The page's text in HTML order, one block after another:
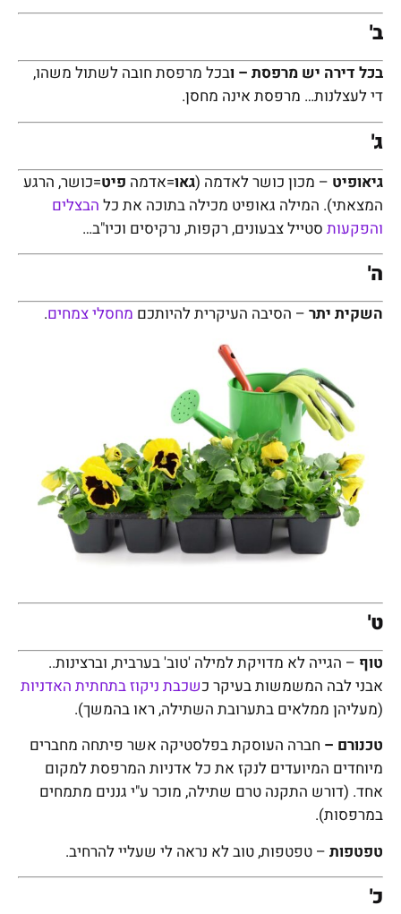
ב'
בכל דירה יש מרפסת – ובכל מרפסת חובה לשתול משהו,
די לעצלנות… מרפסת אינה מחסן.
ג'
גיאופיט – מכון כושר לאדמה (גאו=אדמה פיט=כושר, הרגע
המצאתי). המילה גאופיט מכילה בתוכה את כל הבצלים
והפקעות סטייל צבעונים, רקפות, נרקיסים וכיו"ב…
ה'
השקית יתר – הסיבה העיקרית להיותכם מחסלי צמחים.
ט'
טוף – הגייה לא מדויקת למילה 'טוב' בערבית, וברצינות..
אבני לבה המשמשות בעיקר כשכבת ניקוז בתחתית האדניות
(מעליהן ממלאים בתערובת השתילה, ראו בהמשך).
טכנורם – חברה העוסקת בפלסטיקה אשר פיתחה מחברים
מיוחדים המיועדים לנקז את כל אדניות המרפסת למקום
אחד. (דורש התקנה טרם שתילה, מוכר ע"י גננים מתמחים
במרפסות).
טפטפות – טפטפות, טוב לא נראה לי שעליי להרחיב.
כ'